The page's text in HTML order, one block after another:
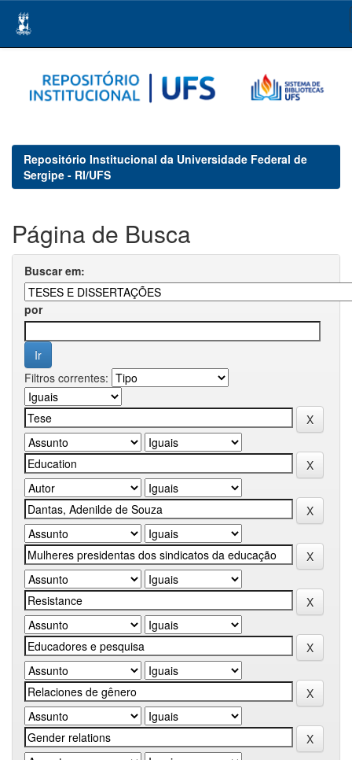
navigation
Repositório Institucional da Universidade Federal de
Sergipe - RI/UFS
Página de Busca
Buscar em:
por
Filtros correntes: